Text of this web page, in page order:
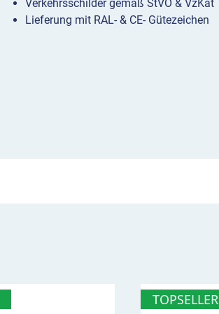
Verkehrsschilder gemäß StVO & VzKat
Lieferung mit RAL- & CE- Gütezeichen
TOPSELLER